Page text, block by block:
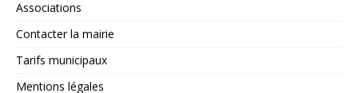
Associations
Contacter la mairie
Tarifs municipaux
Mentions légales